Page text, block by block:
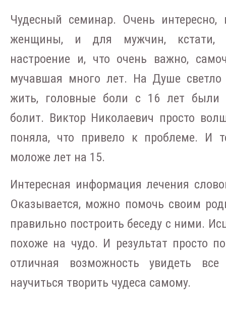
Чудесный семинар. Очень
женщины, и для мужчин, кстати,
настроение и, что очень важно,
мучавшая много лет. На Душе светло
жить, головные боли с 16 лет
болит. Виктор Николаевич просто
поняла, что привело к проблеме. И
моложе лет на 15.
Интересная информация лечения
Оказывается, можно помочь своим
правильно построить беседу с ними.
похоже на чудо. И результат просто
отличная возможность увидеть
научиться творить чудеса самому.